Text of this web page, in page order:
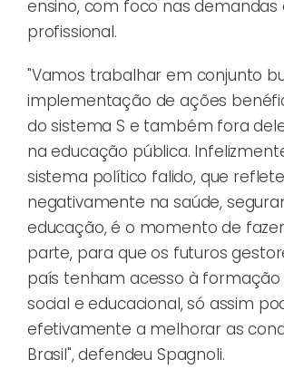
ensino, com foco nas demandas
profissional.
"Vamos trabalhar em conjunto
implementação de ações
do sistema S e também fora
na educação pública.
sistema político falido, que reflete
negativamente na saúde,
educação, é o momento de
parte, para que os futuros
país tenham acesso à formação
social e educacional, só assim
efetivamente a melhorar as
Brasil", defendeu Spagnoli.